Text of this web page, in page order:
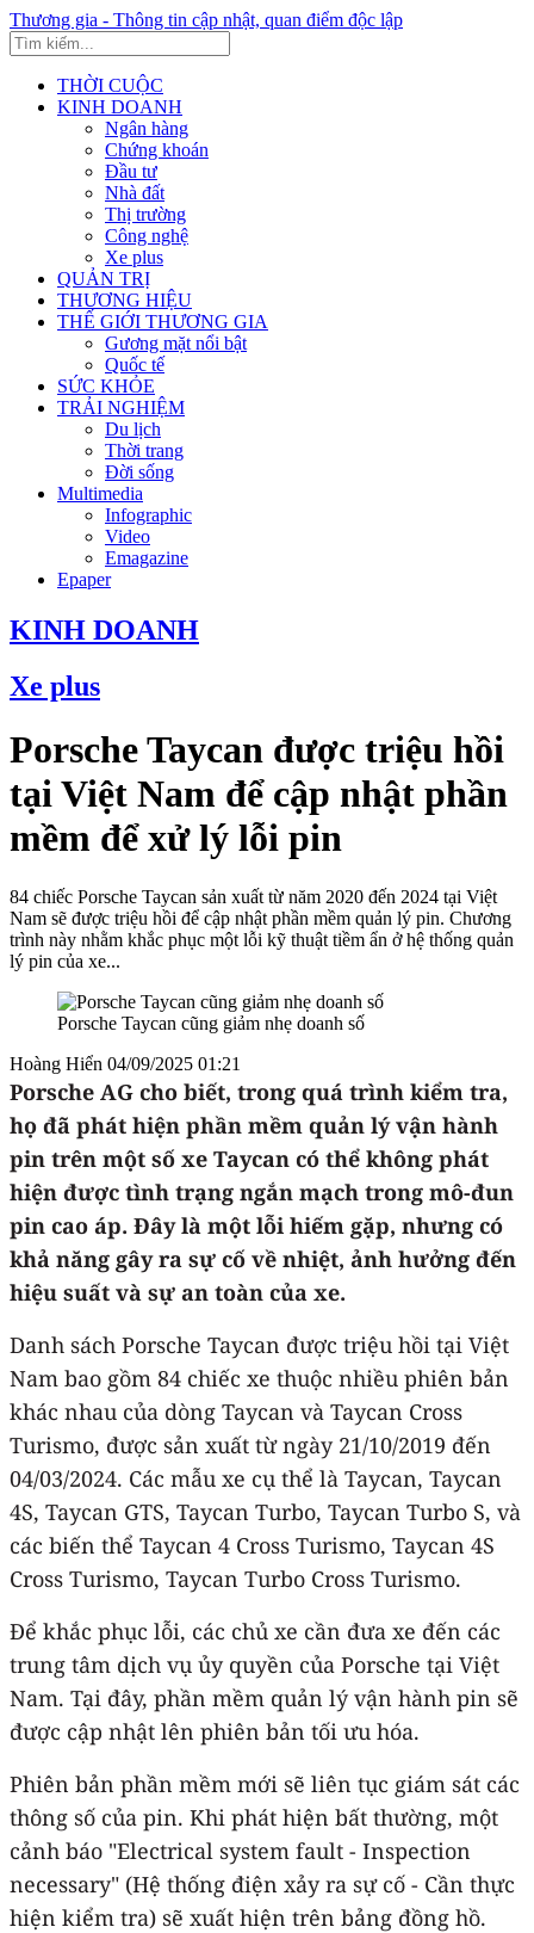
Thương gia - Thông tin cập nhật, quan điểm độc lập
THỜI CUỘC
KINH DOANH
Ngân hàng
Chứng khoán
Đầu tư
Nhà đất
Thị trường
Công nghệ
Xe plus
QUẢN TRỊ
THƯƠNG HIỆU
THẾ GIỚI THƯƠNG GIA
Gương mặt nổi bật
Quốc tế
SỨC KHỎE
TRẢI NGHIỆM
Du lịch
Thời trang
Đời sống
Multimedia
Infographic
Video
Emagazine
Epaper
KINH DOANH
Xe plus
Porsche Taycan được triệu hồi
tại Việt Nam để cập nhật phần
mềm để xử lý lỗi pin
84 chiếc Porsche Taycan sản xuất từ năm 2020 đến 2024 tại Việt
Nam sẽ được triệu hồi để cập nhật phần mềm quản lý pin. Chương
trình này nhằm khắc phục một lỗi kỹ thuật tiềm ẩn ở hệ thống quản
lý pin của xe...
Porsche Taycan cũng giảm nhẹ doanh số
Hoàng Hiển 04/09/2025 01:21
Porsche AG cho biết, trong quá trình kiểm tra,
họ đã phát hiện phần mềm quản lý vận hành
pin trên một số xe Taycan có thể không phát
hiện được tình trạng ngắn mạch trong mô-đun
pin cao áp. Đây là một lỗi hiếm gặp, nhưng có
khả năng gây ra sự cố về nhiệt, ảnh hưởng đến
hiệu suất và sự an toàn của xe.
Danh sách Porsche Taycan được triệu hồi tại Việt
Nam bao gồm 84 chiếc xe thuộc nhiều phiên bản
khác nhau của dòng Taycan và Taycan Cross
Turismo, được sản xuất từ ngày 21/10/2019 đến
04/03/2024. Các mẫu xe cụ thể là Taycan, Taycan
4S, Taycan GTS, Taycan Turbo, Taycan Turbo S, và
các biến thể Taycan 4 Cross Turismo, Taycan 4S
Cross Turismo, Taycan Turbo Cross Turismo.
Để khắc phục lỗi, các chủ xe cần đưa xe đến các
trung tâm dịch vụ ủy quyền của Porsche tại Việt
Nam. Tại đây, phần mềm quản lý vận hành pin sẽ
được cập nhật lên phiên bản tối ưu hóa.
Phiên bản phần mềm mới sẽ liên tục giám sát các
thông số của pin. Khi phát hiện bất thường, một
cảnh báo "Electrical system fault - Inspection
necessary" (Hệ thống điện xảy ra sự cố - Cần thực
hiện kiểm tra) sẽ xuất hiện trên bảng đồng hồ.